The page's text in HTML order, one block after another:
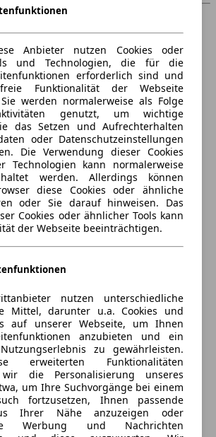
Anbieter nutzen Cookies oder
und Technologien, die für die
erforderlich sind und
Funktionalität der Webseite
werden normalerweise als Folge
genutzt, um wichtige
das Setzen und Aufrechterhalten
oder Datenschutzeinstellungen
Die Verwendung dieser Cookies
Technologien kann normalerweise
werden. Allerdings können
diese Cookies oder ähnliche
oder Sie darauf hinweisen. Das
Cookies oder ähnlicher Tools kann
der Webseite beeinträchtigen.
nutzen unterschiedliche
Mittel, darunter u.a. Cookies und
auf unserer Webseite, um Ihnen
anzubieten und ein
zu gewährleisten.
erweiterten Funktionalitäten
die Personalisierung unseres
um Ihre Suchvorgänge bei einem
fortzusetzen, Ihnen passende
Ihrer Nähe anzuzeigen oder
Werbung und Nachrichten